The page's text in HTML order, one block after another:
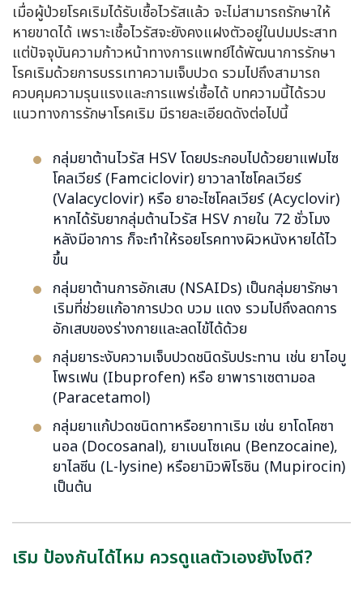
เมื่อผู้ป่วยโรคเริมได้รับเชื้อไวรัสแล้ว จะไม่สามารถรักษาให้
หายขาดได้ เพราะเชื้อไวรัสจะยังคงแฝงตัวอยู่ในปมประสาท
แต่ปัจจุบันความก้าวหน้าทางการแพทย์ได้พัฒนาการรักษา
โรคเริมด้วยการบรรเทาความเจ็บปวด รวมไปถึงสามารถ
ควบคุมความรุนแรงและการแพร่เชื้อได้ บทความนี้ได้รวบ
แนวทางการรักษาโรคเริม มีรายละเอียดดังต่อไปนี้
กลุ่มยาต้านไวรัส HSV โดยประกอบไปด้วยยาแฟมไซ
โคลเวียร์ (Famciclovir) ยาวาลาไซโคลเวียร์
(Valacyclovir) หรือ ยาอะไซโคลเวียร์ (Acyclovir)
หากได้รับยากลุ่มต้านไวรัส HSV ภายใน 72 ชั่วโมง
หลังมีอาการ ก็จะทำให้รอยโรคทางผิวหนังหายได้ไว
ขึ้น
กลุ่มยาต้านการอักเสบ (NSAIDs) เป็นกลุ่มยารักษา
เริมที่ช่วยแก้อาการปวด บวม แดง รวมไปถึงลดการ
อักเสบของร่างกายและลดไข้ได้ด้วย
กลุ่มยาระงับความเจ็บปวดชนิดรับประทาน เช่น ยาไอบู
โพรเฟน (Ibuprofen) หรือ ยาพาราเซตามอล
(Paracetamol)
กลุ่มยาแก้ปวดชนิดทาหรือยาทาเริม เช่น ยาโดโคซา
นอล (Docosanal), ยาเบนโซเคน (Benzocaine),
ยาไลซีน (L-lysine) หรือยามิวพิโรซิน (Mupirocin)
เป็นต้น
เริม ป้องกันได้ไหม ควรดูแลตัวเองยังไงดี?